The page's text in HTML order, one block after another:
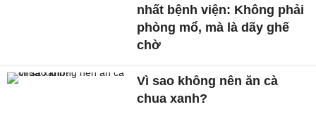
nhất bệnh viện: Không phải
phòng mổ, mà là dãy ghế
chờ
Vì sao không nên ăn cà
chua xanh?